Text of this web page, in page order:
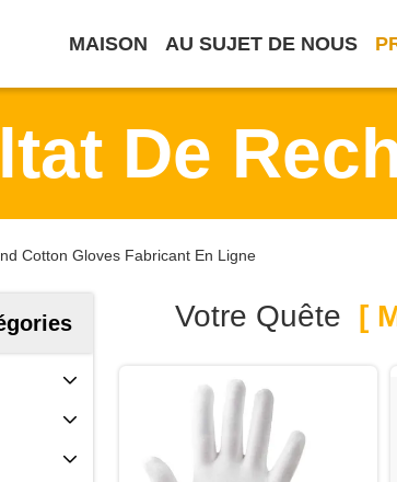
MAISON AU SUJET DE NOUS
De
Cotton Gloves Fabricant En Ligne
Votre Quête [